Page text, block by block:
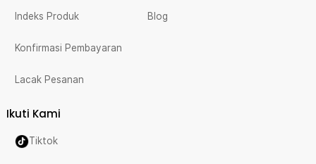
Indeks Produk
Konfirmasi Pembayaran
Lacak Pesanan
Blog
Ikuti Kami
Tiktok